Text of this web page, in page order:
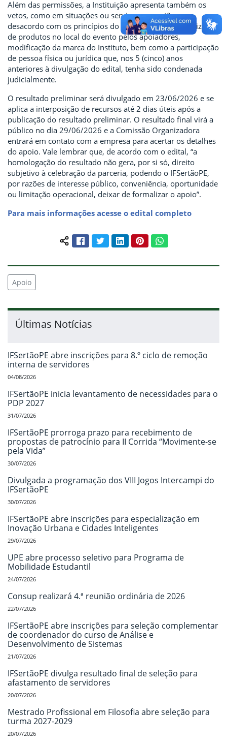
Além das permissões, a Instituição apresenta também os
vetos, como em situações ou serviços que estão em
desacordo com os princípios do IFSertãoPE, comercialização
de produtos no local do evento pelos apoiadores,
modificação da marca do Instituto, bem como a participação
de pessoa física ou jurídica que, nos 5 (cinco) anos
anteriores à divulgação do edital, tenha sido condenada
judicialmente.
O resultado preliminar será divulgado em 23/06/2026 e se
aplica a interposição de recursos até 2 dias úteis após a
publicação do resultado preliminar. O resultado final virá a
público no dia 29/06/2026 e a Comissão Organizadora
entrará em contato com a empresa para acertar os detalhes
do apoio. Vale lembrar que, de acordo com o edital, “a
homologação do resultado não gera, por si só, direito
subjetivo à celebração da parceria, podendo o IFSertãoPE,
por razões de interesse público, conveniência, oportunidade
ou limitação operacional, deixar de formalizar o apoio”.
Para mais informações acesse o edital completo
Compartilhar conteúdo:
FacebookTwitterLinkedInPinterestWhatsApp
Apoio
Últimas Notícias
IFSertãoPE abre inscrições para 8.º ciclo de remoção
interna de servidores
04/08/2026
IFSertãoPE inicia levantamento de necessidades para o
PDP 2027
31/07/2026
IFSertãoPE prorroga prazo para recebimento de
propostas de patrocínio para II Corrida “Movimente-se
pela Vida”
30/07/2026
Divulgada a programação dos VIII Jogos Intercampi do
IFSertãoPE
30/07/2026
IFSertãoPE abre inscrições para especialização em
Inovação Urbana e Cidades Inteligentes
29/07/2026
UPE abre processo seletivo para Programa de
Mobilidade Estudantil
24/07/2026
Consup realizará 4.ª reunião ordinária de 2026
22/07/2026
IFSertãoPE abre inscrições para seleção complementar
de coordenador do curso de Análise e
Desenvolvimento de Sistemas
21/07/2026
IFSertãoPE divulga resultado final de seleção para
afastamento de servidores
20/07/2026
Mestrado Profissional em Filosofia abre seleção para
turma 2027-2029
20/07/2026